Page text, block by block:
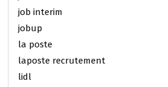
job interim
jobup
la poste
laposte recrutement
lidl